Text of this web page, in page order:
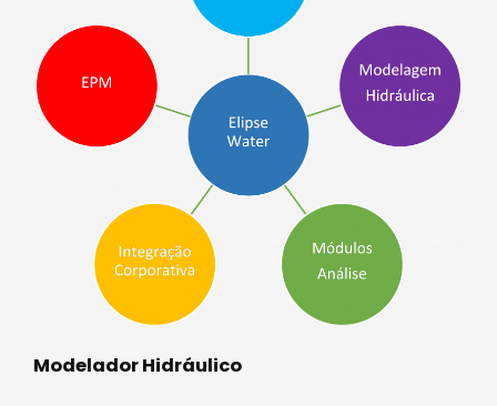
Modelador Hidráulico